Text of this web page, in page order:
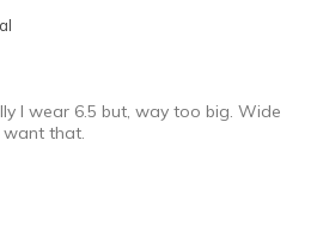
I wear 6.5 but, way too big. Wide
that.